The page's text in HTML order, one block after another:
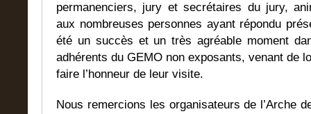
permanenciers, jury et secrétaires du jury,
aux nombreuses personnes ayant répondu
été un succès et un très agréable moment
adhérents du GEMO non exposants, venant de
faire l’honneur de leur visite.
Nous remercions les organisateurs de l’Arche